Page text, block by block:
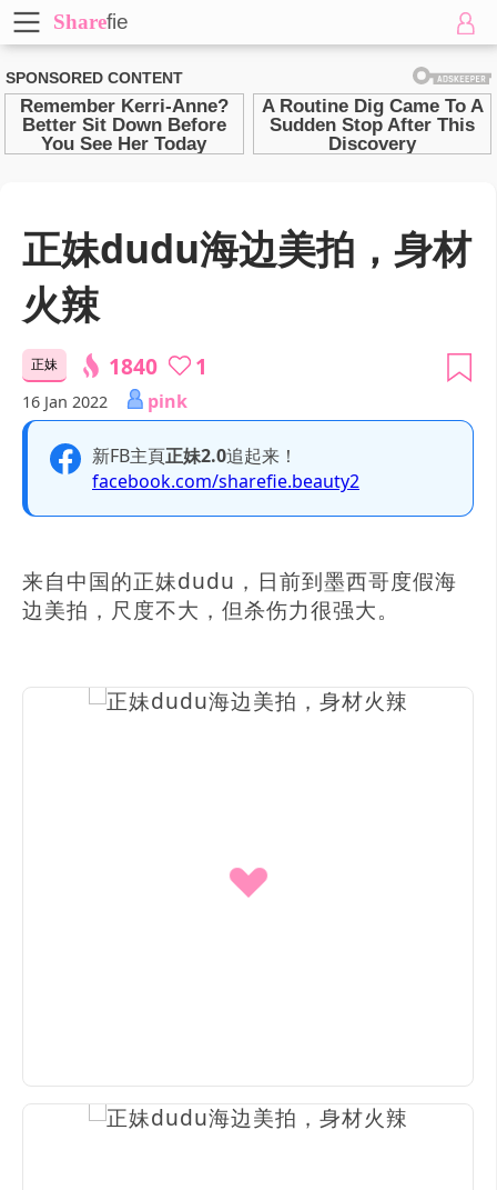
Sharefie
正妹dudu海边美拍，身材
火辣
正妹 1840 1
16 Jan 2022 pink
新FB主頁正妹2.0追起来！
facebook.com/sharefie.beauty2
来自中国的正妹dudu，日前到墨西哥度假海
边美拍，尺度不大，但杀伤力很强大。